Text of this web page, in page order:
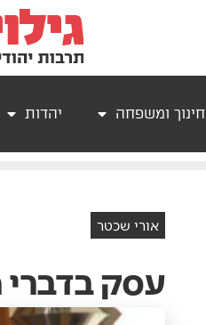
חינוך ומשפחה יהדות
אורי שכטר
עסק בדברי